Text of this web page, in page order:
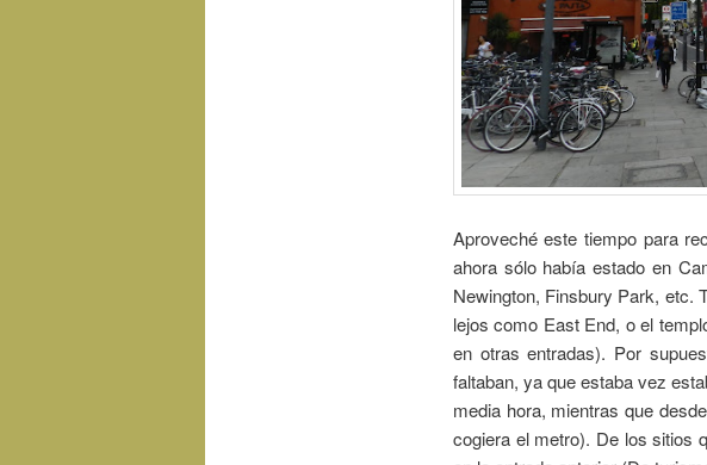
Aproveché este tiempo para
ahora sólo había estado en
Newington, Finsbury Park, etc.
lejos como East End, o el
en otras entradas). Por
faltaban, ya que estaba vez
media hora, mientras que
cogiera el metro). De los sitios